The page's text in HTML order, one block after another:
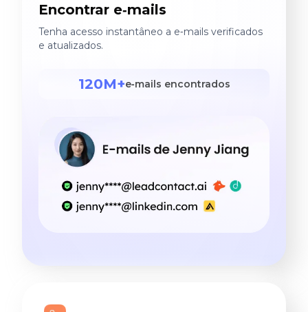
Encontrar e‑mails
Tenha acesso instantâneo a e‑mails verificados
e atualizados.
120M+e‑mails encontrados